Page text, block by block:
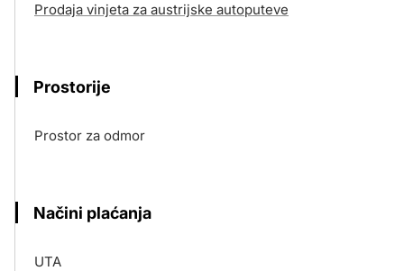
Prodaja vinjeta za austrijske autoputeve
Prostorije
Prostor za odmor
Načini plaćanja
UTA